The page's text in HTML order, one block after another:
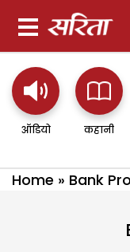
ऑडियो कहानी
Home » Bank